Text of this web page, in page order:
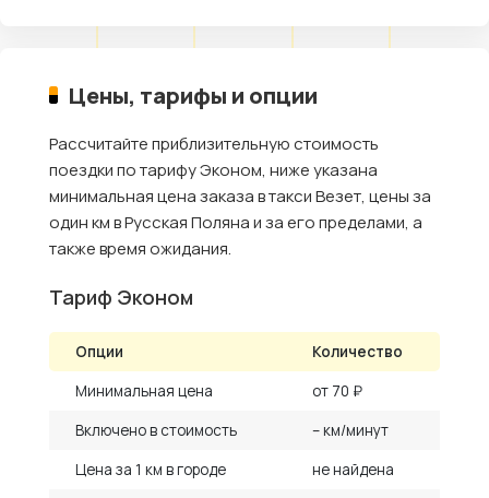
Цены, тарифы и опции
Рассчитайте приблизительную стоимость
поездки по тарифу Эконом, ниже указана
минимальная цена заказа в такси Везет, цены за
один км в Русская Поляна и за его пределами, а
также время ожидания.
Тариф Эконом
Опции
Количество
Минимальная цена
от 70 ₽
Включено в стоимость
– км/минут
Цена за 1 км в городе
не найдена